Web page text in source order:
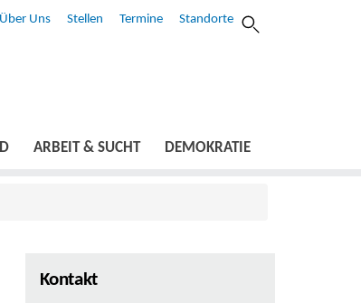
Über Uns Stellen Termine Standorte
ARBEIT & SUCHT DEMOKRATIE
Kontakt